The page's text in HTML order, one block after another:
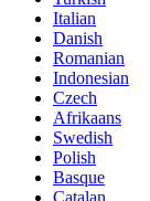
Italian
Danish
Romanian
Indonesian
Czech
Afrikaans
Swedish
Polish
Basque